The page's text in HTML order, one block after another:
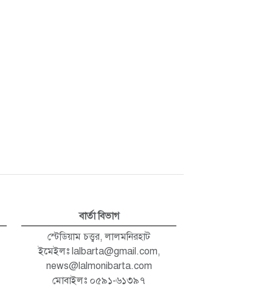
বার্তা বিভাগ
স্টেডিয়াম চত্ত্বর, লালমনিরহাট
ইমেইলঃ lalbarta@gmail.com,
news@lalmonibarta.com
মোবাইলঃ ০৫৯১-৬১৩৯৭